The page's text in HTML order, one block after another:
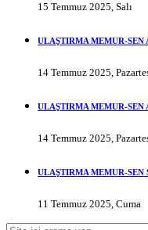
15 Temmuz 2025, Salı
ULAŞTIRMA MEMUR-
14 Temmuz 2025,
ULAŞTIRMA MEMUR-
14 Temmuz 2025,
ULAŞTIRMA MEMUR-SEN
11 Temmuz 2025, Cuma